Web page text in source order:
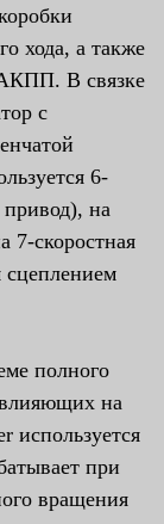
хода, а также
АКПП. В связке
с
6-
на
7-скоростная
сцеплением
полного
влияющих на
используется
при
вращения